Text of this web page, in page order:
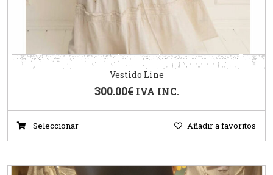
Vestido Line
300.00€ IVA INC.
Seleccionar Añadir a favoritos